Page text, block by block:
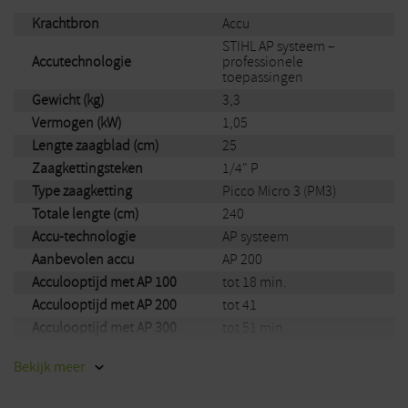
Krachtbron Accu
Accutechnologie
STIHL AP systeem –
professionele
toepassingen
Gewicht (kg)
3,3
Vermogen (kW)
1,05
Lengte zaagblad (cm)
25
Zaagkettingsteken
1/4" P
Type zaagketting
Picco Micro 3 (PM3)
Totale lengte (cm)
240
Accu-technologie
AP systeem
Aanbevolen accu
AP 200
Acculooptijd met AP 100
tot 18 min.
Acculooptijd met AP 200
tot 41
Acculooptijd met AP 300
tot 51 min.
Acculooptijd met AP 500S
Bekijk meer